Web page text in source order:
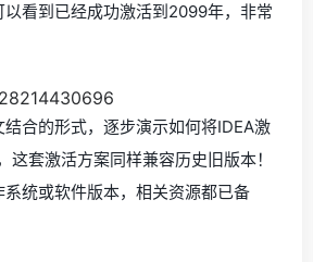
以看到已经成功激活到2099年，非常
合的形式，逐步演示如何将IDEA激
套激活方案同样兼容历史旧版本！
统或软件版本，相关资源都已备